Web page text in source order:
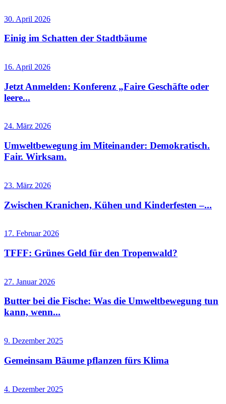
30. April 2026
Einig im Schatten der Stadtbäume
16. April 2026
Jetzt Anmelden: Konferenz „Faire Geschäfte oder
leere...
24. März 2026
Umweltbewegung im Miteinander: Demokratisch.
Fair. Wirksam.
23. März 2026
Zwischen Kranichen, Kühen und Kinderfesten –...
17. Februar 2026
TFFF: Grünes Geld für den Tropenwald?
27. Januar 2026
Butter bei die Fische: Was die Umweltbewegung tun
kann, wenn...
9. Dezember 2025
Gemeinsam Bäume pflanzen fürs Klima
4. Dezember 2025